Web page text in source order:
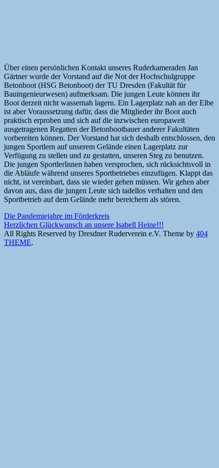
Über einen persönlichen Kontakt unseres Ruderkameraden Jan
Gärtner wurde der Vorstand auf die Not der Hochschulgruppe
Betonboot (HSG Betonboot) der TU Dresden (Fakultät für
Bauingenieurwesen) aufmerksam. Die jungen Leute können ihr
Boot derzeit nicht wassernah lagern. Ein Lagerplatz nah an der Elbe
ist aber Voraussetzung dafür, dass die Mitglieder ihr Boot auch
praktisch erproben und sich auf die inzwischen europaweit
ausgetragenen Regatten der Betonbootbauer anderer Fakultäten
vorbereiten können. Der Vorstand hat sich deshalb entschlossen, den
jungen Sportlern auf unserem Gelände einen Lagerplatz zur
Verfügung zu stellen und zu gestatten, unseren Steg zu benutzen.
Die jungen SportlerInnen haben versprochen, sich rücksichtsvoll in
die Abläufe während unseres Sportbetriebes einzufügen. Klappt das
nicht, ist vereinbart, dass sie wieder gehen müssen. Wir gehen aber
davon aus, dass die jungen Leute sich tadellos verhalten und den
Sportbetrieb auf dem Gelände mehr bereichern als stören.
Beitragsnavigation
Die Pandemiejahre im Förderkreis
Herzlichen Glückwunsch an unsere Isabell Heine!!!
All Rights Reserved by Dresdner Ruderverein e.V. Theme by 404
THEME.